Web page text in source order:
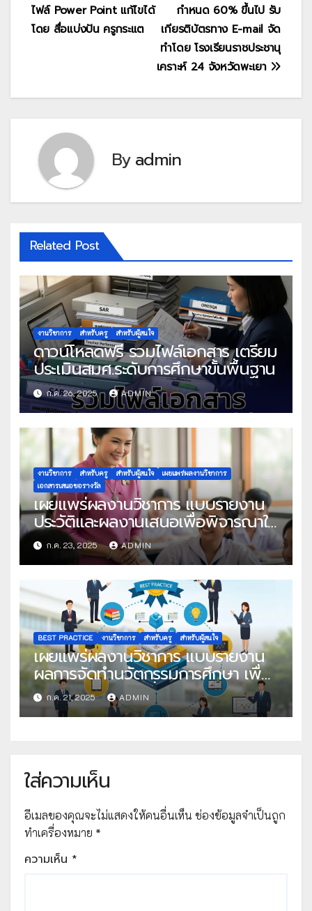
กำหนด 60% ขึ้นไป รับ
เกียรติบัตรทาง E-mail จัด
ทำโดย โรงเรียนราชประชานุ
เคราะห์ 24 จังหวัดพะเยา
ไฟล์ Power Point แก้ไขได้
โดย สื่อแบ่งปัน ครูกระแต
Byadmin
Related Post
งานวิชาการ สำหรับครู สำหรับผู้สนใจ
ดาวน์โหลดฟรี รวมไฟล์เอกสาร เตรียม
ประเมินสมศ.ระดับการศึกษาขั้นพื้นฐาน
ก.ค. 26, 2025 ADMIN
งานวิชาการ สำหรับครู สำหรับผู้สนใจ
เผยแพร่ผลงานวิชาการ
เอกสารเสนอขอรางวัล
เผยแพร่ผลงานวิชาการ แบบรายงาน
ประวัติและผลงานเสนอเพื่อพิจารณาใน
โครงการครูดีในดวงใจ ประจำปี 2568
ครั้งที่ 22
ก.ค. 23, 2025 ADMIN
BEST PRACTICE งานวิชาการ สำหรับครู สำหรับผู้สนใจ
เผยแพร่ผลงานวิชาการ แบบรายงาน
ผลการจัดทำนวัตกรรมการศึกษา เพื่อ
คัดเลือกวิธีปฏิบัติที่เป็นเลิศ
ก.ค. 21, 2025 ADMIN
ใส่ความเห็น
อีเมลของคุณจะไม่แสดงให้คนอื่นเห็น ช่องข้อมูลจำเป็นถูก
ทำเครื่องหมาย *
ความเห็น *